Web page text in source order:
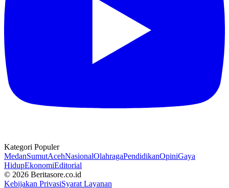
Kategori Populer
MedanSumutAcehNasionalOlahragaPendidikanOpiniGaya
HidupEkonomiEditorial
© 2026 Beritasore.co.id
Kebijakan PrivasiSyarat Layanan